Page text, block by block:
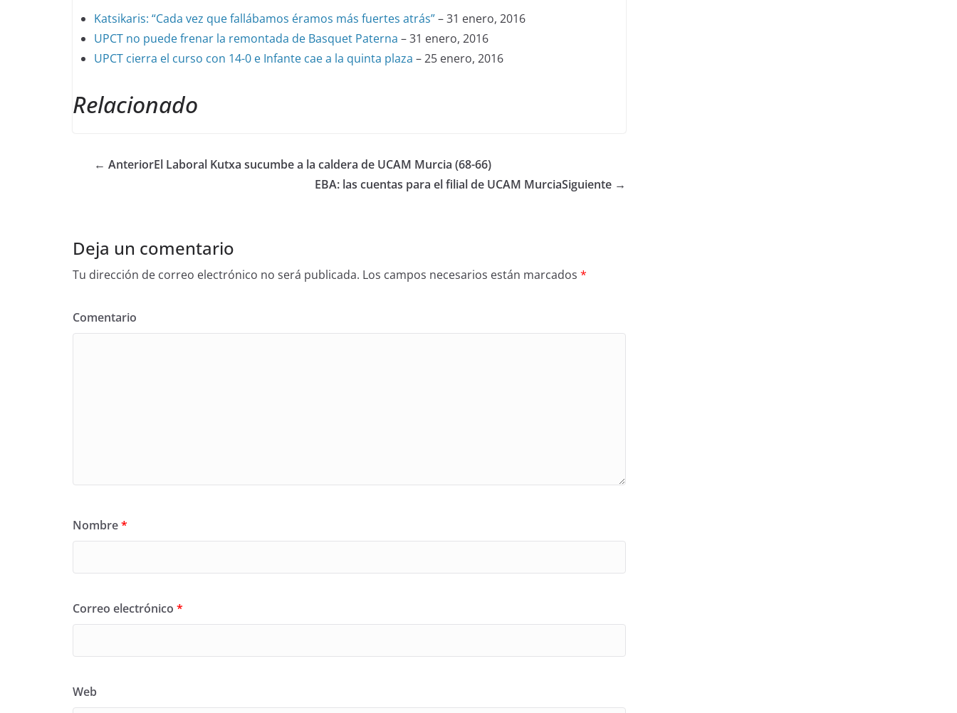
Katsikaris: “Cada vez que fallábamos éramos más fuertes atrás”– 31 enero, 2016
UPCT no puede frenar la remontada de Basquet Paterna – 31 enero, 2016
UPCT cierra el curso con 14-0 e Infante cae a la quinta plaza – 25 enero, 2016
Relacionado
← AnteriorEl Laboral Kutxa sucumbe a la caldera de UCAM Murcia (68-66)
EBA: las cuentas para el filial de UCAM MurciaSiguiente →
Deja un comentario
Tu dirección de correo electrónico no será publicada. Los campos necesarios están marcados *
Comentario
Nombre*
Correo electrónico *
Web